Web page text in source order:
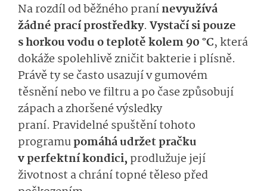
Na rozdíl od běžného pranínevyužívá
žádné prací prostředky. Vystačí si pouze
s horkou vodu o teplotě kolem 90 °C, která
dokáže spolehlivě zničit bakterie i plísně.
Právě ty se často usazují v gumovém
těsnění nebo ve filtru a po čase způsobují
zápach a zhoršené výsledky
praní. Pravidelné spuštění tohoto
programupomáhá udržet pračku
v perfektní kondici,prodlužuje její
životnost a chrání topné těleso před